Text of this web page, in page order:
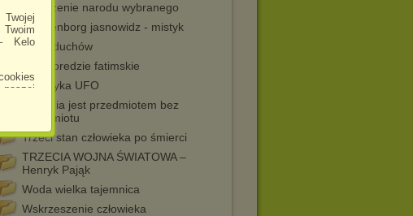
Kelo
Stworzenie narodu wybranego
Swedenborg jasnowidz - mistyk
Swiat duchów
Tajne oredzie fatimskie
Tematyka UFO
Teologia jest przedmiotem bez
przedmiotu
Trzeci stan człowieka po śmierci
TRZECIA WOJNA ŚWIATOWA –
Henryk Pająk
Woda wielka tajemnica
Wskrzeszenie człowieka